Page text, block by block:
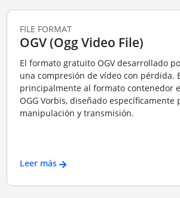
FILE FORMAT
OGV (Ogg Video File)
El formato gratuito OGV desarrollado
una compresión de vídeo con pérdida.
principalmente al formato contenedor
OGG Vorbis, diseñado específicamente
manipulación y transmisión.
Leer más